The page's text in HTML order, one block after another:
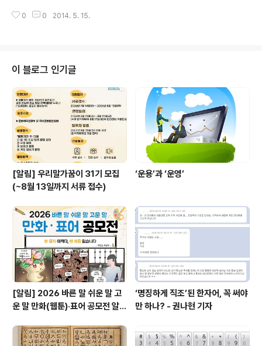
한 사람이 될 수 있고 노력하면 누구나 사랑을 얻을 수 있다
늘에서 수줍은 구름이 이 땅의 너를 향해 웃음 짓는다. 이
리라. 그래도 계절의 남왕도 만들어 줘. 양성 평등법에 걸리
지 않게. 아침에는 서늘하나 낮에는 덥다. 텔레비전에서는
벌써 여름 날씨라고 호들갑이다. 그것이 호들갑을 안 떨 때
는 없으니, 자신의 정체성을 열심히 지키고 있는 셈이다. 더
운 오후에 웃옷을 벗고 제법 여름 차림을 하나, 여전히 햇볕
은 오월의 ..
0 0 2014. 5. 15.
이 블로그 인기글
[알림] 우리말가꿈이 31기 모집
(~8월 13일까지 서류 접수)
‘운용’과 ‘운영’
[알림] 2026 바른 말 쉬운 말 고
운 말 만화(웹툰)·표어 공모전 알림
‘명징하게 직조’된 한자어, 꼭 써야
만 하나? - 권나현 기자